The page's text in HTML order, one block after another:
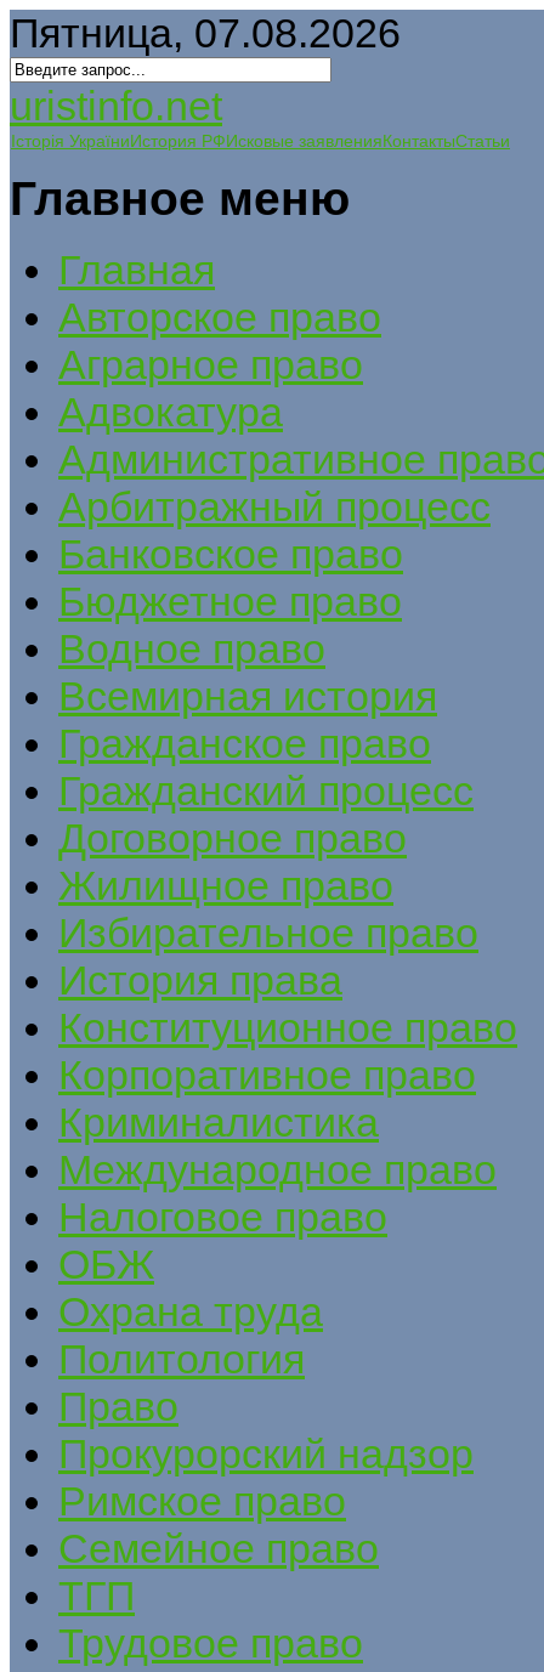
Пятница, 07.08.2026
uristinfo.net
Історія УкраїниИстория РФИсковые заявленияКонтактыСтатьи
Главное меню
Главная
Авторское право
Аграрное право
Адвокатура
Административное
Арбитражный процесс
Банковское право
Бюджетное право
Водное право
Всемирная история
Гражданское право
Гражданский процесс
Договорное право
Жилищное право
Избирательное право
История права
Конституционное право
Корпоративное право
Криминалистика
Международное право
Налоговое право
ОБЖ
Охрана труда
Политология
Право
Прокурорский надзор
Римское право
Семейное право
ТГП
Трудовое право